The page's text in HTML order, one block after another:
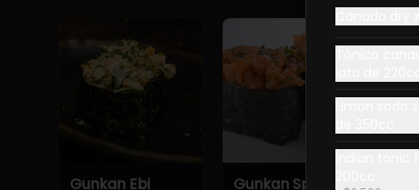
Gunkan Ebi
Gunkan Spicy